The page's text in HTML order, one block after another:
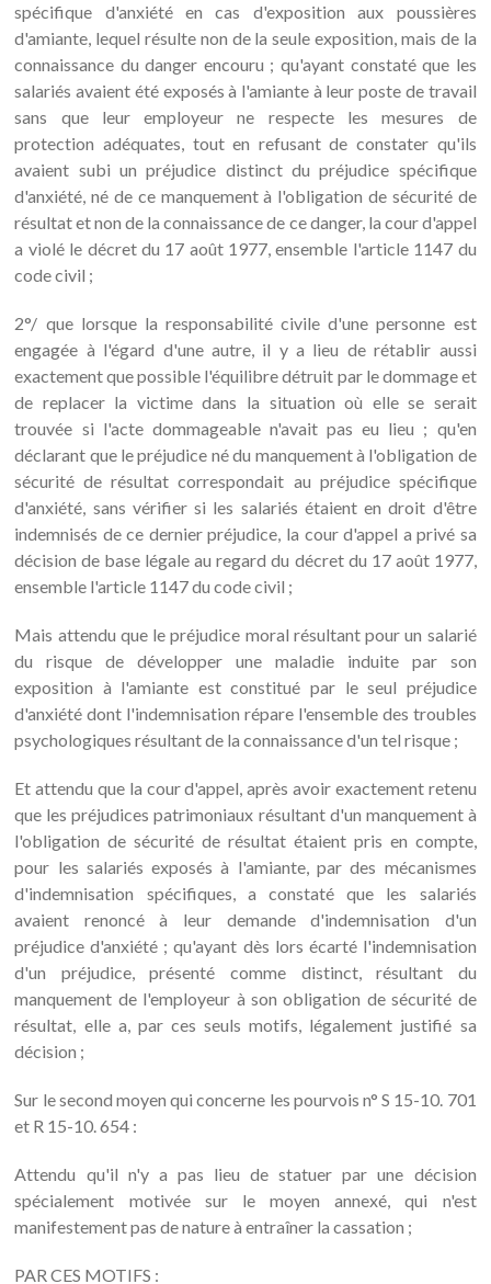
spécifique d'anxiété en cas d'exposition aux poussières
d'amiante, lequel résulte non de la seule exposition, mais de la
connaissance du danger encouru ; qu'ayant constaté que les
salariés avaient été exposés à l'amiante à leur poste de travail
sans que leur employeur ne respecte les mesures de
protection adéquates, tout en refusant de constater qu'ils
avaient subi un préjudice distinct du préjudice spécifique
d'anxiété, né de ce manquement à l'obligation de sécurité de
résultat et non de la connaissance de ce danger, la cour d'appel
a violé le décret du 17 août 1977, ensemble l'article 1147 du
code civil ;
2°/ que lorsque la responsabilité civile d'une personne est
engagée à l'égard d'une autre, il y a lieu de rétablir aussi
exactement que possible l'équilibre détruit par le dommage et
de replacer la victime dans la situation où elle se serait
trouvée si l'acte dommageable n'avait pas eu lieu ; qu'en
déclarant que le préjudice né du manquement à l'obligation de
sécurité de résultat correspondait au préjudice spécifique
d'anxiété, sans vérifier si les salariés étaient en droit d'être
indemnisés de ce dernier préjudice, la cour d'appel a privé sa
décision de base légale au regard du décret du 17 août 1977,
ensemble l'article 1147 du code civil ;
Mais attendu que le préjudice moral résultant pour un salarié
du risque de développer une maladie induite par son
exposition à l'amiante est constitué par le seul préjudice
d'anxiété dont l'indemnisation répare l'ensemble des troubles
psychologiques résultant de la connaissance d'un tel risque ;
Et attendu que la cour d'appel, après avoir exactement retenu
que les préjudices patrimoniaux résultant d'un manquement à
l'obligation de sécurité de résultat étaient pris en compte,
pour les salariés exposés à l'amiante, par des mécanismes
d'indemnisation spécifiques, a constaté que les salariés
avaient renoncé à leur demande d'indemnisation d'un
préjudice d'anxiété ; qu'ayant dès lors écarté l'indemnisation
d'un préjudice, présenté comme distinct, résultant du
manquement de l'employeur à son obligation de sécurité de
résultat, elle a, par ces seuls motifs, légalement justifié sa
décision ;
Sur le second moyen qui concerne les pourvois n° S 15-10. 701
et R 15-10. 654 :
Attendu qu'il n'y a pas lieu de statuer par une décision
spécialement motivée sur le moyen annexé, qui n'est
manifestement pas de nature à entraîner la cassation ;
PAR CES MOTIFS :